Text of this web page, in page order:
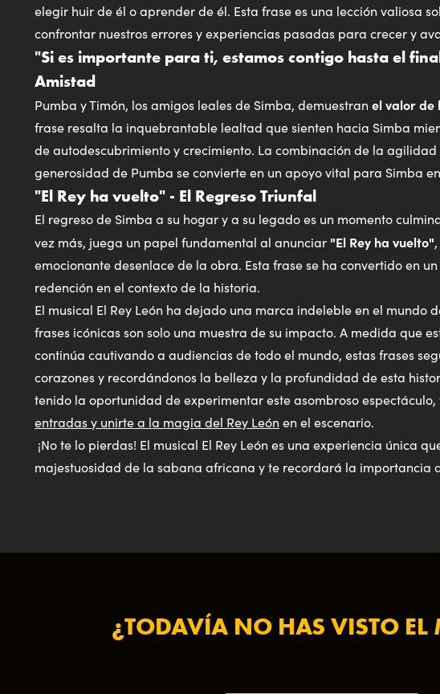
elegir huir de él o aprender de él. Esta frase es una lección valiosa
confrontar nuestros errores y experiencias pasadas para crecer y
"Si es importante para ti, estamos contigo hasta el
Amistad
Pumba y Timón, los amigos leales de Simba, demuestran el valor de
frase resalta la inquebrantable lealtad que sienten hacia Simba
de autodescubrimiento y crecimiento. La combinación de la agilidad
generosidad de Pumba se convierte en un apoyo vital para Simba
"El Rey ha vuelto" - El Regreso Triunfal
El regreso de Simba a su hogar y a su legado es un momento
vez más, juega un papel fundamental al anunciar "El Rey ha vuelto"
emocionante desenlace de la obra. Esta frase se ha convertido en
redención en el contexto de la historia.
El musical El Rey León ha dejado una marca indeleble en el mundo
frases icónicas son solo una muestra de su impacto. A medida que
continúa cautivando a audiencias de todo el mundo, estas frases
corazones y recordándonos la belleza y la profundidad de esta
tenido la oportunidad de experimentar este asombroso espectáculo,
entradas y unirte a la magia del Rey León en el escenario.
¡No te lo pierdas! El musical El Rey León es una experiencia única
majestuosidad de la sabana africana y te recordará la importancia
¿TODAVÍA NO HAS VISTO EL